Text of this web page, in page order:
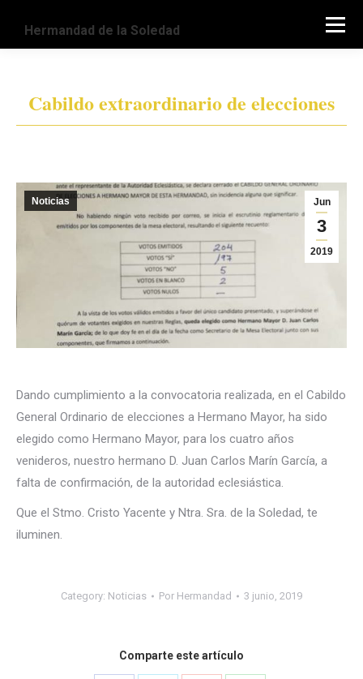
Hermandad de la Soledad
Cabildo extraordinario de elecciones
Estás aquí:
Jun
3
2019
Noticias
Dando cumplimiento a la convocatoria realizada, en el Cabildo
General Ordinario de elecciones a Hermano Mayor, ha sido
elegido como Hermano Mayor, para los cuatro años
venideros, nuestro hermano D. Juan Carlos Marín García, a
falta de confirmación, de la autoridad eclesiástica.
Que el Stmo. Cristo Yacente y Ntra. Sra. de la Soledad, te
iluminen.
Category: Noticias Por Hermandad 3 junio, 2019
Comparte este artículo